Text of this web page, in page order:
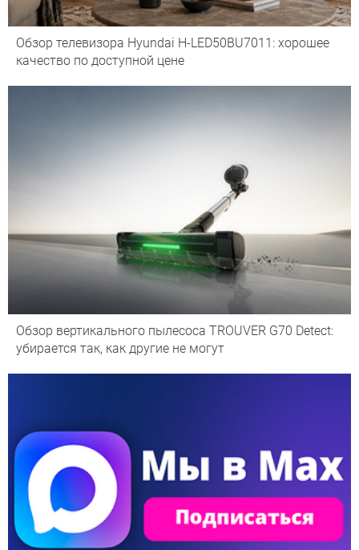
Обзор телевизора Hyundai H-LED50BU7011: хорошее
качество по доступной цене
Обзор вертикального пылесоса TROUVER G70 Detect:
убирается так, как другие не могут